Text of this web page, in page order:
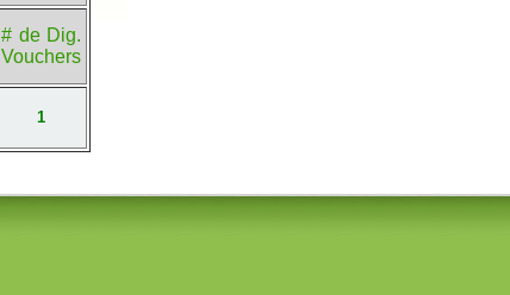
# de Dig.
Vouchers
1